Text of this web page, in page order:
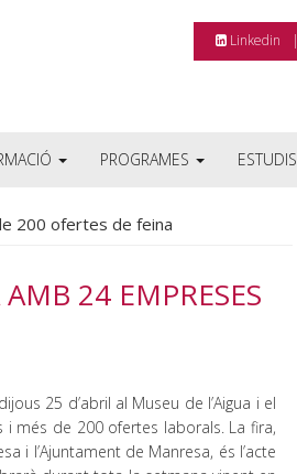
Linkedin
PROGRAMES ESTUDIS
200 ofertes de feina
24 EMPRESES
25 d’abril al Museu de l’Aigua i el
més de 200 ofertes laborals. La fira,
i l’Ajuntament de Manresa, és l’acte